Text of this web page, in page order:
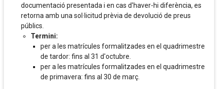
documentació presentada i en cas d'haver-hi diferència, es
retorna amb una sol·licitud prèvia de devolució de preus
públics.
Termini:
per a les matrícules formalitzades en el quadrimestre
de tardor: fins al 31 d'octubre.
per a les matrícules formalitzades en el quadrimestre
de primavera: fins al 30 de març.